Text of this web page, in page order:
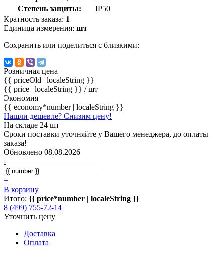
Степень защиты:
IP50
Кратность заказа: 1
Единица измерения: шт
Сохранить или поделиться с близкими:
Розничная цена
{{ priceOld | localeString }}
{{ price | localeString }} / шт
Экономия
{{ economy*number | localeString }}
Нашли дешевле? Снизим цену!
На складе 24 шт
Сроки поставки уточняйте у Вашего менеджера, до оплаты
заказа!
Обновлено 08.08.2026
-
+
В корзину
Итого: {{ price*number | localeString }}
8 (499) 755-72-14
Уточнить цену
Доставка
Оплата